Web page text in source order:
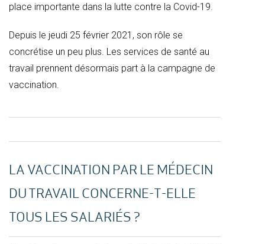
place importante dans la lutte contre la Covid-19.
Depuis le jeudi 25 février 2021, son rôle se
concrétise un peu plus. Les services de santé au
travail prennent désormais part à la campagne de
vaccination.
LA VACCINATION PAR LE MÉDECIN
DU TRAVAIL CONCERNE-T-ELLE
TOUS LES SALARIÉS ?